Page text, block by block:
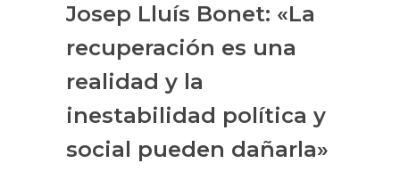
Josep Lluís Bonet: «La
recuperación es una
realidad y la
inestabilidad política y
social pueden dañarla»